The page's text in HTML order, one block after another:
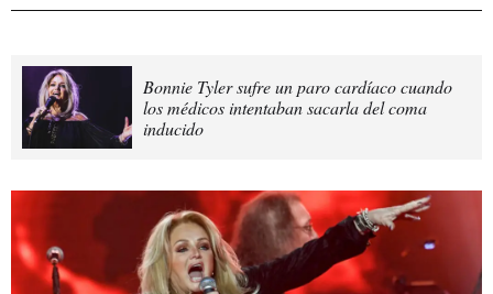
Bonnie Tyler sufre un paro cardíaco cuando
los médicos intentaban sacarla del coma
inducido